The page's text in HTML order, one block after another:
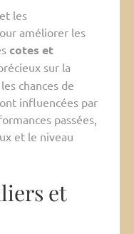
les
améliorer les
cotes et
sur la
chances de
influencées par
passées,
et le niveau
et